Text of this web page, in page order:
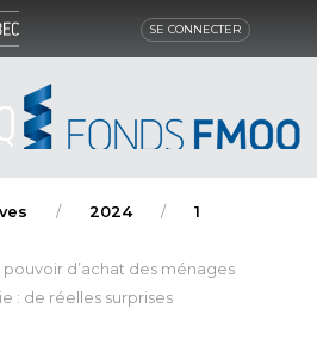
SE CONNECTER
2024
1
pouvoir d’achat des ménages
: de réelles surprises